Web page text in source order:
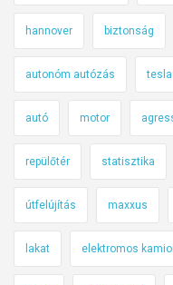
hannover biztonság
autonóm autózás tesla
autó motor
repülőtér statisztika
útfelújítás maxxus
lakat elektromos